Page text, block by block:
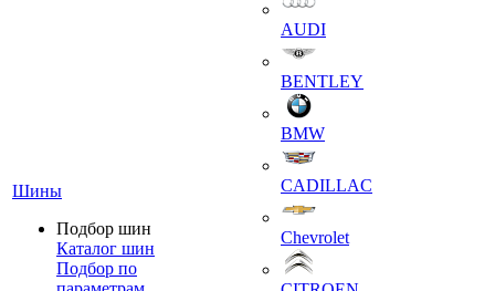
Шины
Подбор шин
Каталог шин
Подбор по
AUDI
BENTLEY
BMW
CADILLAC
Chevrolet